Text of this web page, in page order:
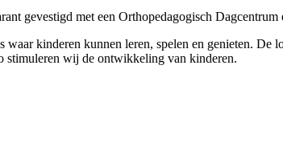
gevestigd met een Orthopedagogisch
kinderen kunnen leren, spelen en genieten. De
stimuleren wij de ontwikkeling van kinderen.